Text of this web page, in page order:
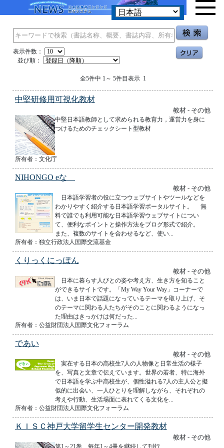
表示件数：
並び順：
全5件中 1～ 5件目表示 1
中堅研修用可視化教材
教材 - その他
中堅日本語教師として求められる教育力，運営力を身に
つけるためのチェックシート型教材
所有者：文化庁
NIHONGO eな
教材 - その他
日本語学習者の役に立つウェブサイトやツールなどを
わかりやすく紹介する日本語学習ポータルサイト。 無
料で誰でも利用可能な日本語学習ウェブサイトについ
て、便利なポイントと操作方法をブログ形式で紹介。
また、複数のサイトを合わせるなど、使い...
所有者：独立行政法人国際交流基金
くりっくにっぽん
教材 - その他
日本に暮らす人びとの姿や考え方、生き方を知ること
ができるサイトです。「My Way Your Way」コーナーで
は、いま日本で話題になっているテーマを取り上げ、そ
のテーマに関わる人たちがそのことに関わるようになっ
た理由はきっかけは何だった...
所有者：公益財団法人国際文化フォーラム
であい
教材 - その他
実在する日本の高校生7人の人物像と日常生活の様子
を、写真と文章で伝えています。世界の若者、特に海外
で日本語を学ぶ中高校生が、個性溢れる7人の主人公と擬
似的に出会い、一人ひとりを理解しながら、それぞれの
考えや行動、生活場面に表れてくる文化を...
所有者：公益財団法人国際文化フォーラム
ＫＩＳＣ神戸大学留学生センター開発教材
教材 - その他
第1～21巻 毎年1～4冊を継続して刊行